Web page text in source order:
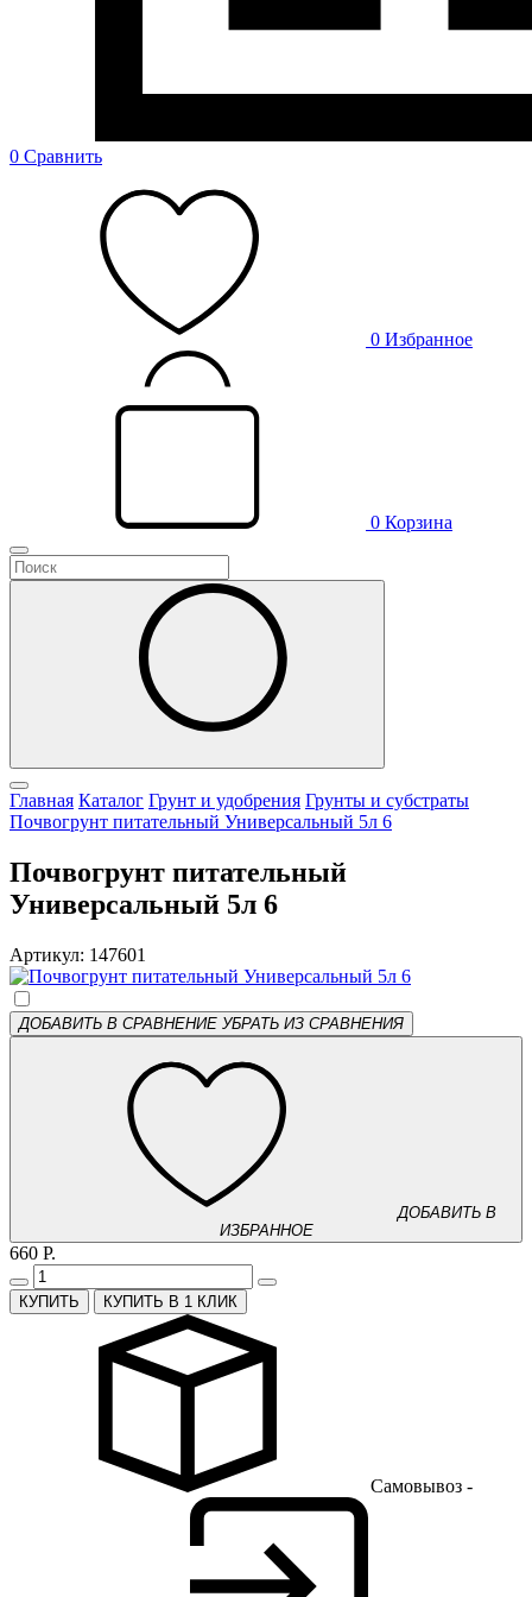
0 Сравнить
0 Избранное
0 Корзина
Главная Каталог Грунт и удобрения Грунты и субстраты
Почвогрунт питательный Универсальный 5л 6
Почвогрунт питательный
Универсальный 5л 6
Артикул: 147601
ДОБАВИТЬ В СРАВНЕНИЕ УБРАТЬ ИЗ СРАВНЕНИЯ
ДОБАВИТЬ В
ИЗБРАННОЕ
660 Р.
КУПИТЬ В 1 КЛИК
Самовывоз -